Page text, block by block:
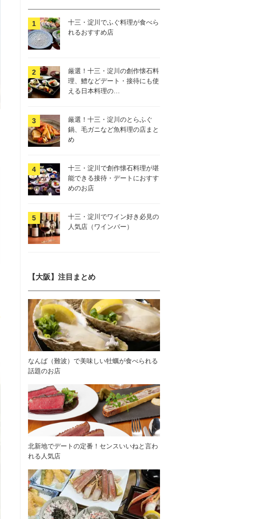
十三・淀川でふぐ料理が食べら
れるおすすめ店
厳選！十三・淀川の創作懐石料
理、鱧などデート・接待にも使
える日本料理の…
厳選！十三・淀川のとらふぐ
鍋、毛ガニなど魚料理の店まと
め
十三・淀川で創作懐石料理が堪
能できる接待・デートにおすす
めのお店
十三・淀川でワイン好き必見の
人気店（ワインバー）
【大阪】注目まとめ
なんば（難波）で美味しい牡蠣が食べられる
話題のお店
北新地でデートの定番！センスいいねと言わ
れる人気店